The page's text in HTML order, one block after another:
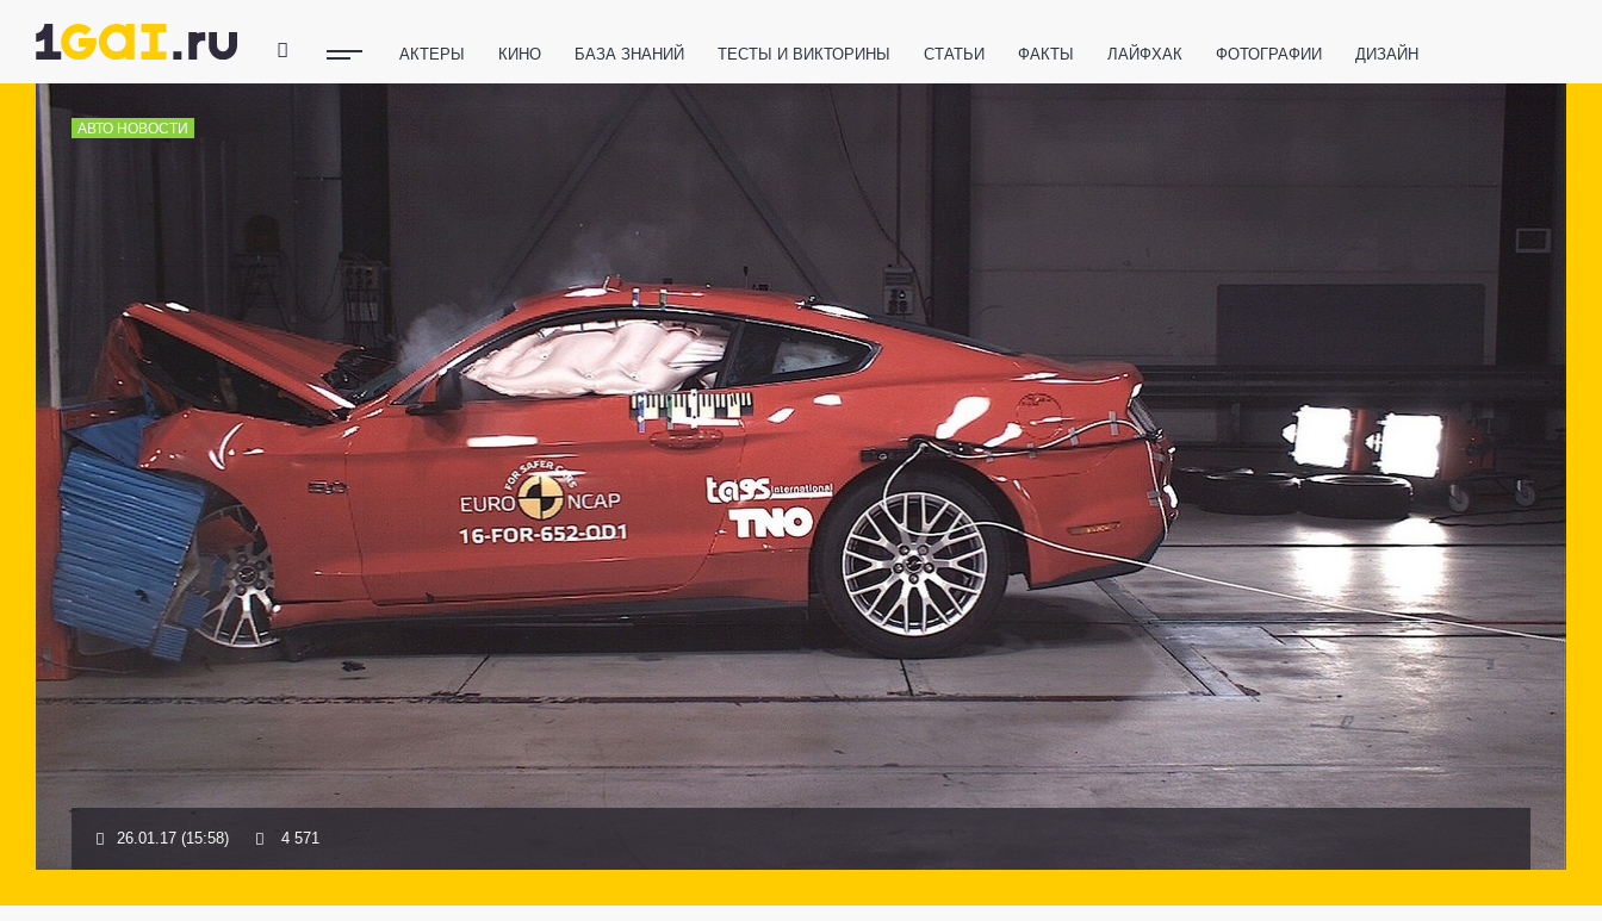
АКТЕРЫ КИНО БАЗА ЗНАНИЙ ТЕСТЫ И ВИКТОРИНЫ СТАТЬИ ФАКТЫ ЛАЙФХАК ФОТОГРАФИИ ДИЗАЙН
ПОЛЕЗНО ЗНАТЬ
АВТО НОВОСТИ
26.01.17 (15:58) 4 571